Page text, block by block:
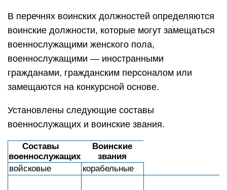
В перечнях воинских должностей определяются
воинские должности, которые могут замещаться
военнослужащими женского пола,
военнослужащими — иностранными
гражданами, гражданским персоналом или
замещаются на конкурсной основе.
Установлены следующие составы
военнослужащих и воинские звания.
Составы
военнослужащих
Воинские
звания
войсковые
корабельные